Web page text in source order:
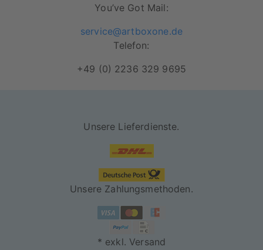
You’ve Got Mail:
service@artboxone.de
Telefon:
+49 (0) 2236 329 9695
Unsere Lieferdienste.
Unsere Zahlungsmethoden.
* exkl. Versand